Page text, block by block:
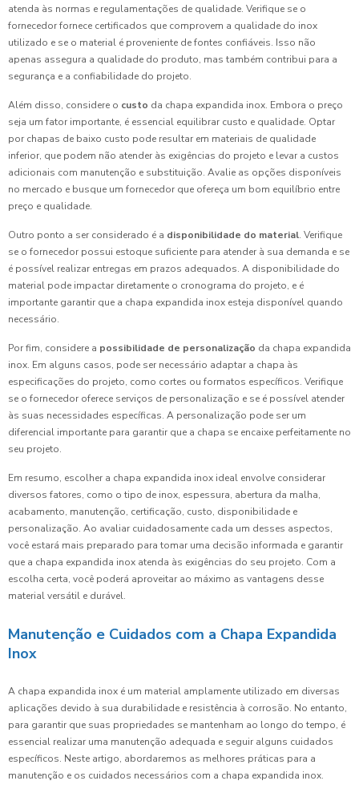
atenda às normas e regulamentações de qualidade. Verifique se o
fornecedor fornece certificados que comprovem a qualidade do inox
utilizado e se o material é proveniente de fontes confiáveis. Isso não
apenas assegura a qualidade do produto, mas também contribui para a
segurança e a confiabilidade do projeto.
Além disso, considere o custo da chapa expandida inox. Embora o preço
seja um fator importante, é essencial equilibrar custo e qualidade. Optar
por chapas de baixo custo pode resultar em materiais de qualidade
inferior, que podem não atender às exigências do projeto e levar a custos
adicionais com manutenção e substituição. Avalie as opções disponíveis
no mercado e busque um fornecedor que ofereça um bom equilíbrio entre
preço e qualidade.
Outro ponto a ser considerado é a disponibilidade do material. Verifique
se o fornecedor possui estoque suficiente para atender à sua demanda e se
é possível realizar entregas em prazos adequados. A disponibilidade do
material pode impactar diretamente o cronograma do projeto, e é
importante garantir que a chapa expandida inox esteja disponível quando
necessário.
Por fim, considere a possibilidade de personalização da chapa expandida
inox. Em alguns casos, pode ser necessário adaptar a chapa às
especificações do projeto, como cortes ou formatos específicos. Verifique
se o fornecedor oferece serviços de personalização e se é possível atender
às suas necessidades específicas. A personalização pode ser um
diferencial importante para garantir que a chapa se encaixe perfeitamente no
seu projeto.
Em resumo, escolher a chapa expandida inox ideal envolve considerar
diversos fatores, como o tipo de inox, espessura, abertura da malha,
acabamento, manutenção, certificação, custo, disponibilidade e
personalização. Ao avaliar cuidadosamente cada um desses aspectos,
você estará mais preparado para tomar uma decisão informada e garantir
que a chapa expandida inox atenda às exigências do seu projeto. Com a
escolha certa, você poderá aproveitar ao máximo as vantagens desse
material versátil e durável.
Manutenção e Cuidados com a Chapa Expandida
Inox
A chapa expandida inox é um material amplamente utilizado em diversas
aplicações devido à sua durabilidade e resistência à corrosão. No entanto,
para garantir que suas propriedades se mantenham ao longo do tempo, é
essencial realizar uma manutenção adequada e seguir alguns cuidados
específicos. Neste artigo, abordaremos as melhores práticas para a
manutenção e os cuidados necessários com a chapa expandida inox.